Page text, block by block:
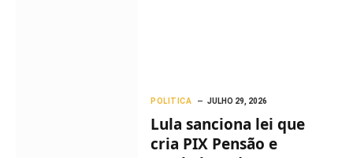
POLITICA JULHO 29, 2026
Lula sanciona lei que
cria PIX Pensão e